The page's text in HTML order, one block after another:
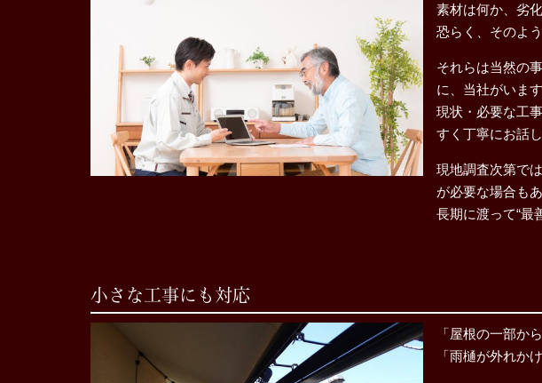
素材は何か、劣
恐らく、そのよ
それらは当然の
に、当社がいます
現状・必要な工
すく丁寧にお話し
現地調査次第で
が必要な場合もあ
長期に渡って“最
小さな工事にも対応
「屋根の一部か
「雨樋が外れか